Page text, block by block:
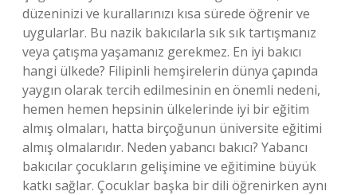
düzeninizi ve kurallarınızı kısa sürede öğrenir ve
uygularlar. Bu nazik bakıcılarla sık sık tartışmanız
veya çatışma yaşamanız gerekmez. En iyi bakıcı
hangi ülkede? Filipinli hemşirelerin dünya çapında
yaygın olarak tercih edilmesinin en önemli nedeni,
hemen hemen hepsinin ülkelerinde iyi bir eğitim
almış olmaları, hatta birçoğunun üniversite eğitimi
almış olmalarıdır. Neden yabancı bakıcı? Yabancı
bakıcılar çocukların gelişimine ve eğitimine büyük
katkı sağlar. Çocuklar başka bir dili öğrenirken aynı